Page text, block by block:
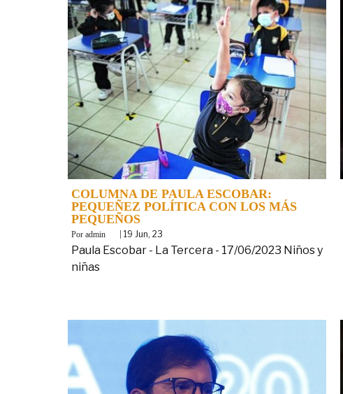
COLUMNA DE PAULA ESCOBAR:
PEQUEÑEZ POLÍTICA CON LOS MÁS
PEQUEÑOS
By admin 19 Jun, 23
Paula Escobar - La Tercera - 17/06/2023 Niños y
niñas